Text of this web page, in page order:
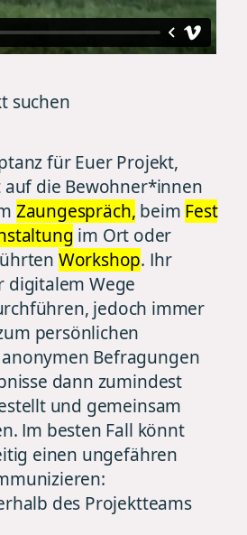
suchen
für Euer Projekt,
die Bewohner*innen
Zaungespräch, beim Fest
im Ort oder
Workshop. Ihr
digitalem Wege
jedoch immer
persönlichen
anonymen Befragungen
dann zumindest
und gemeinsam
Im besten Fall könnt
einen ungefähren
des Projektteams